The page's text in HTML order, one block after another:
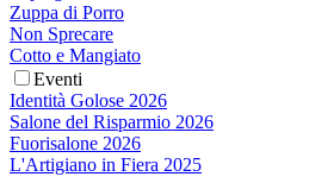
Zuppa di Porro
Non Sprecare
Cotto e Mangiato
Eventi
Identità Golose 2026
Salone del Risparmio 2026
Fuorisalone 2026
L'Artigiano in Fiera 2025